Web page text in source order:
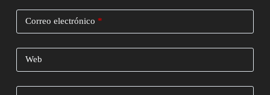
Correo electrónico *
Web